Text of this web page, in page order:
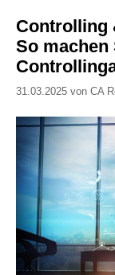
Controlling
So machen
31.03.2025 von CA